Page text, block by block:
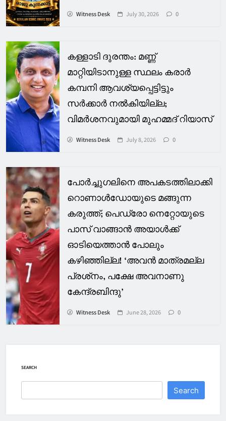
Witness Desk July 30, 2026 0
കള്ളാടി ദുരന്തം: മണ്ണ്
മാറ്റിയിടാനുള്ള സ്ഥലം കരാര്‍
കമ്പനി ആവശ്യപ്പെട്ടിട്ടും
സര്‍ക്കാര്‍ നല്‍കിയില്ല;
വിമര്‍ശനവുമായി മുഹമ്മദ് റിയാസ്
Witness Desk July 8, 2026 0
പോര്‍ച്ചുഗലിനെ അപകടത്തിലാക്കി
റൊണാള്‍ഡോയുടെ മങ്ങുന്ന
കരുത്ത്; പെഡ്രോ നെറ്റോയുടെ
പാസ് വാങ്ങാന്‍ അയാള്‍ക്ക്
ഓടിയെത്താന്‍ പോലും
കഴിഞ്ഞില്ല! ‘അവന്‍ മാത്രമല്ല
പ്രശ്‌നം, പക്ഷേ അവനാണു
കേന്ദ്രബിന്ദു’
Witness Desk June 28, 2026 0
SEARCH
Search